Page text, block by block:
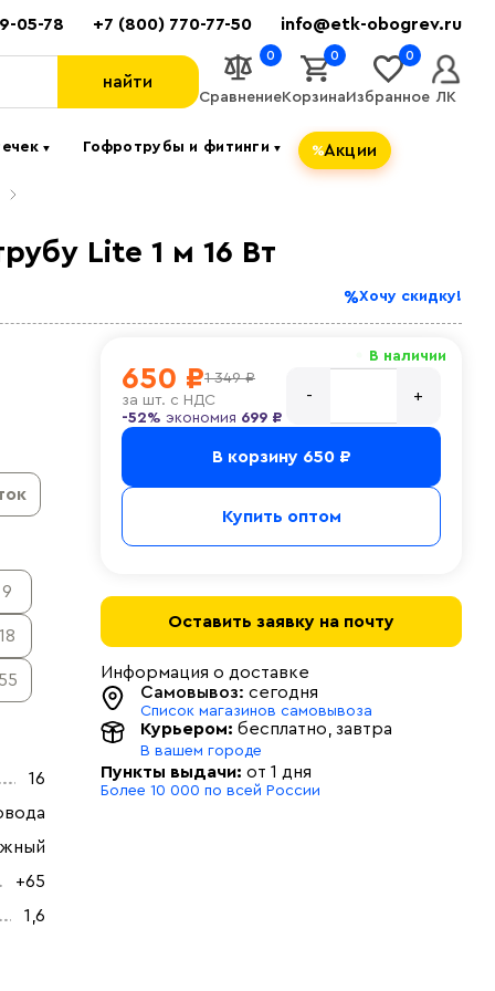
05-78 +7 (800) 770-77-50 info@etk-obogrev.ru
найти
Сравнение
0
Корзина
0
Избранное
0
ЛК
▼ Гофротрубы и фитинги▼ Акции
Lite 1 м 16 Вт
Хочу скидку!
9
18
55
16
+65
1,6
В наличии
650 ₽1 349 ₽
за шт. с НДС
-52% экономия 699 ₽
В корзину 650 ₽
Купить оптом
Оставить заявку на почту
Информация о доставке
Самовывоз: сегодня
Список магазинов самовывоза
Курьером: бесплатно , завтра
В вашем городе
Пункты выдачи: от 1 дня
Более 10 000 по всей России